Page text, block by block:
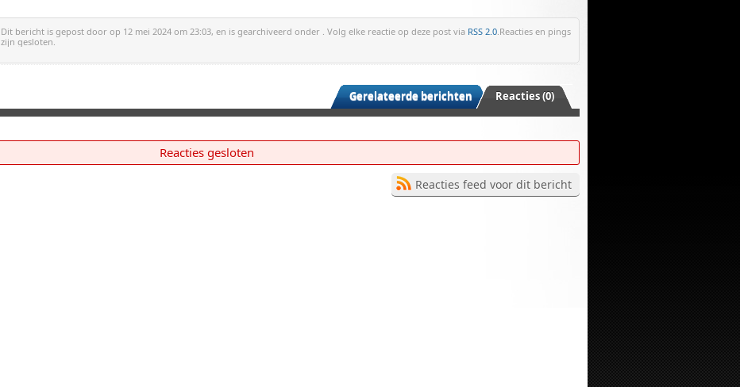
Dit bericht is gepost door op 12 mei 2024 om 23:03, en is gearchiveerd onder . Volg elke reactie op deze post via RSS 2.0.Reacties en pings
zijn gesloten.
Reacties (0)
Gerelateerde berichten
Reacties gesloten
Reacties feed voor dit bericht